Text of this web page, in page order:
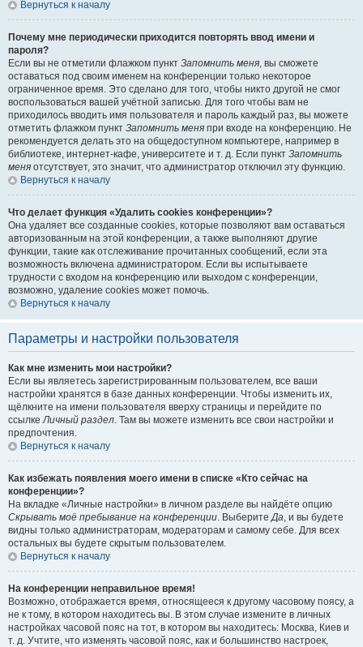
Вернуться к началу
Почему мне периодически приходится повторять ввод имени и
пароля?
Если вы не отметили флажком пункт Запомнить меня, вы сможете
оставаться под своим именем на конференции только некоторое
ограниченное время. Это сделано для того, чтобы никто другой не смог
воспользоваться вашей учётной записью. Для того чтобы вам не
приходилось вводить имя пользователя и пароль каждый раз, вы можете
отметить флажком пункт Запомнить меня при входе на конференцию. Не
рекомендуется делать это на общедоступном компьютере, например в
библиотеке, интернет-кафе, университете и т. д. Если пункт Запомнить
меня отсутствует, это значит, что администратор отключил эту функцию.
Вернуться к началу
Что делает функция «Удалить cookies конференции»?
Она удаляет все созданные cookies, которые позволяют вам оставаться
авторизованным на этой конференции, а также выполняют другие
функции, такие как отслеживание прочитанных сообщений, если эта
возможность включена администратором. Если вы испытываете
трудности с входом на конференцию или выходом с конференции,
возможно, удаление cookies может помочь.
Вернуться к началу
Параметры и настройки пользователя
Как мне изменить мои настройки?
Если вы являетесь зарегистрированным пользователем, все ваши
настройки хранятся в базе данных конференции. Чтобы изменить их,
щёлкните на имени пользователя вверху страницы и перейдите по
ссылкеЛичный раздел. Там вы можете изменить все свои настройки и
предпочтения.
Вернуться к началу
Как избежать появления моего имени в списке «Кто сейчас на
конференции»?
На вкладке «Личные настройки» в личном разделе вы найдёте опцию
Скрывать моё пребывание на конференции. ВыберитеДа, и вы будете
видны только администраторам, модераторам и самому себе. Для всех
остальных вы будете скрытым пользователем.
Вернуться к началу
На конференции неправильное время!
Возможно, отображается время, относящееся к другому часовому поясу, а
не к тому, в котором находитесь вы. В этом случае измените в личных
настройках часовой пояс на тот, в котором вы находитесь: Москва, Киев и
т. д. Учтите, что изменять часовой пояс, как и большинство настроек,